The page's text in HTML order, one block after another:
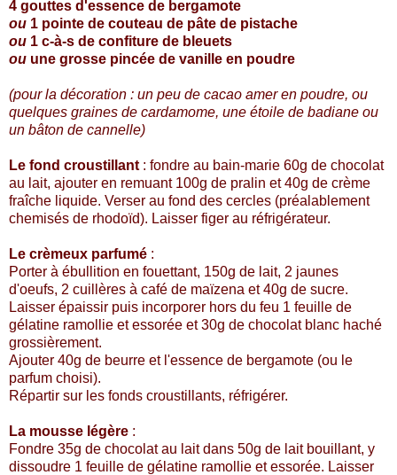
4 gouttes d'essence de bergamote
ou 1 pointe de couteau de pâte de pistache
ou 1 c-à-s de confiture de bleuets
ou une grosse pincée de vanille en poudre
(pour la décoration : un peu de cacao amer en poudre, ou
quelques graines de cardamome, une étoile de badiane ou
un bâton de cannelle)
Le fond croustillant : fondre au bain-marie 60g de chocolat
au lait, ajouter en remuant 100g de pralin et 40g de crème
fraîche liquide. Verser au fond des cercles (préalablement
chemisés de rhodoïd). Laisser figer au réfrigérateur.
Le crèmeux parfumé :
Porter à ébullition en fouettant, 150g de lait, 2 jaunes
d'oeufs, 2 cuillères à café de maïzena et 40g de sucre.
Laisser épaissir puis incorporer hors du feu 1 feuille de
gélatine ramollie et essorée et 30g de chocolat blanc haché
grossièrement.
Ajouter 40g de beurre et l'essence de bergamote (ou le
parfum choisi).
Répartir sur les fonds croustillants, réfrigérer.
La mousse légère :
Fondre 35g de chocolat au lait dans 50g de lait bouillant, y
dissoudre 1 feuille de gélatine ramollie et essorée. Laisser